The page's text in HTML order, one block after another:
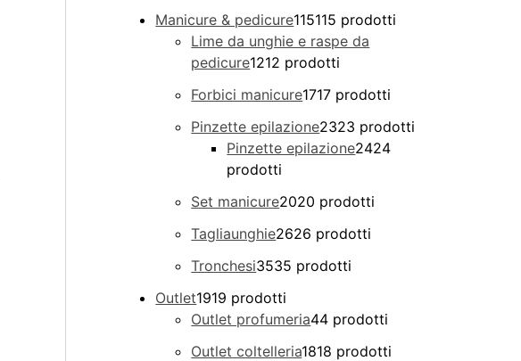
Manicure & pedicure115115 prodotti
Lime da unghie e raspe da
pedicure1212 prodotti
Forbici manicure1717 prodotti
Pinzette epilazione2323 prodotti
Pinzette epilazione2424
prodotti
Set manicure2020 prodotti
Tagliaunghie2626 prodotti
Tronchesi3535 prodotti
Outlet1919 prodotti
Outlet profumeria44 prodotti
Outlet coltelleria1818 prodotti